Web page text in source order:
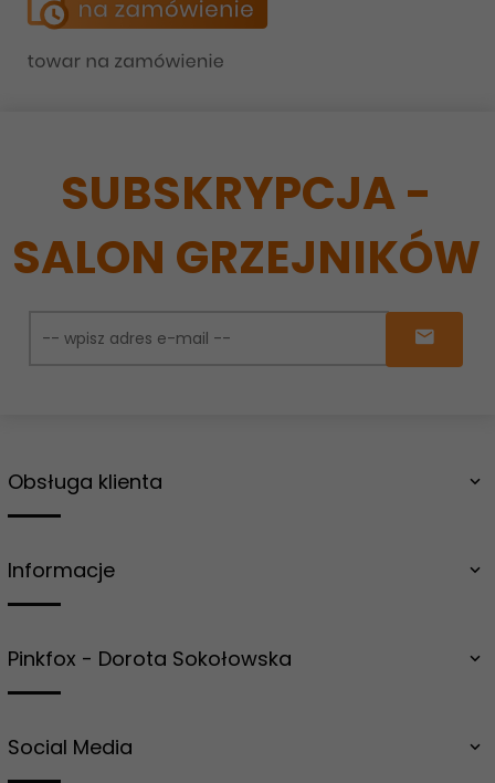
SUBSKRYPCJA -
SALON GRZEJNIKÓW
Obsługa klienta
Informacje
Pinkfox - Dorota Sokołowska
Social Media